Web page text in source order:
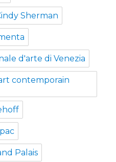
Sherman
d'arte di Venezia
contemporain
Palais